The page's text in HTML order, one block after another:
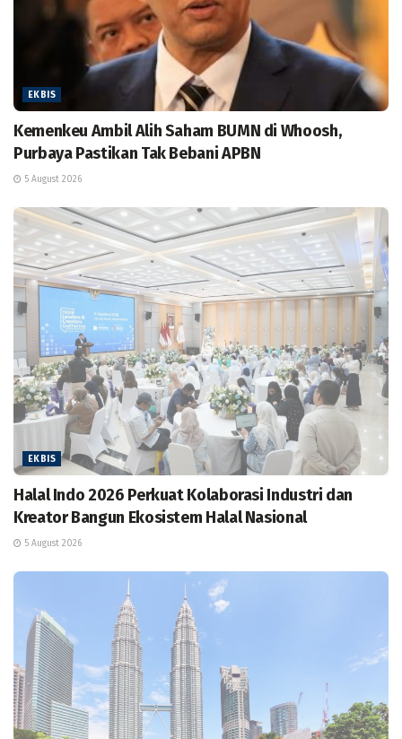
EKBIS
Kemenkeu Ambil Alih Saham BUMN di Whoosh,
Purbaya Pastikan Tak Bebani APBN
5 August 2026
EKBIS
Halal Indo 2026 Perkuat Kolaborasi Industri dan
Kreator Bangun Ekosistem Halal Nasional
5 August 2026